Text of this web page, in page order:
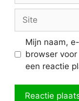
Mijn naam,
browser
een reactie